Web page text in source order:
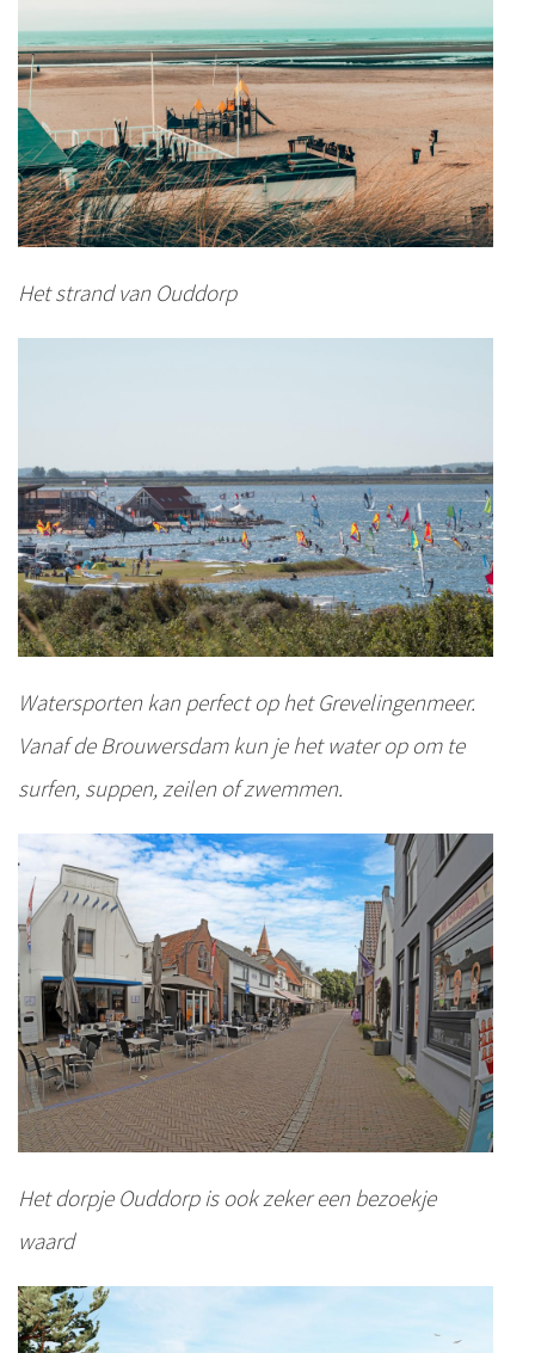
Het strand van Ouddorp
Watersporten kan perfect op het Grevelingenmeer.
Vanaf de Brouwersdam kun je het water op om te
surfen, suppen, zeilen of zwemmen.
Het dorpje Ouddorp is ook zeker een bezoekje
waard